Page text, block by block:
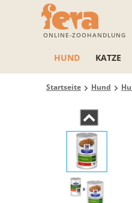
ONLINE-ZOOHANDLUNG
HUND KATZE
Startseite Hund